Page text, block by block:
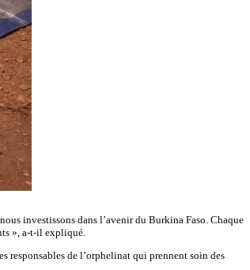
investissons dans l’avenir du Burkina Faso. Chaque
», a-t-il expliqué.
responsables de l’orphelinat qui prennent soin des